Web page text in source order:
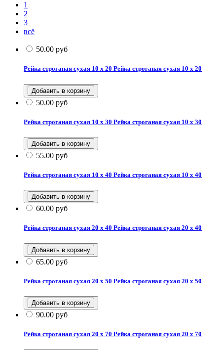
1
2
3
всё
50.00 руб
Рейка строганая сухая 10 х 20 Рейка строганая сухая 10 х 20
50.00 руб
Рейка строганая сухая 10 х 30 Рейка строганая сухая 10 х 30
55.00 руб
Рейка строганая сухая 10 х 40 Рейка строганая сухая 10 х 40
60.00 руб
Рейка строганая сухая 20 х 40 Рейка строганая сухая 20 х 40
65.00 руб
Рейка строганая сухая 20 х 50 Рейка строганая сухая 20 х 50
90.00 руб
Рейка строганая сухая 20 х 70 Рейка строганая сухая 20 х 70